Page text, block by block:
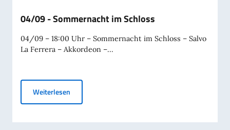
04/09 - Sommernacht im Schloss
04/09 – 18:00 Uhr – Sommernacht im Schloss – Salvo
La Ferrera – Akkordeon –...
Weiterlesen